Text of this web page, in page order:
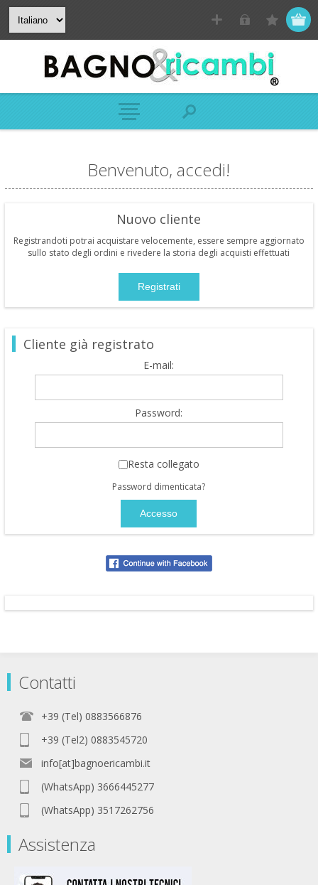
Benvenuto, accedi!
Nuovo cliente
Registrandoti potrai acquistare velocemente, essere sempre aggiornato
sullo stato degli ordini e rivedere la storia degli acquisti effettuati
Cliente già registrato
E-mail:
Password:
Resta collegato
Password dimenticata?
Contatti
+39 (Tel) 0883566876
+39 (Tel2) 0883545720
info[at]bagnoericambi.it
(WhatsApp) 3666445277
(WhatsApp) 3517262756
Assistenza